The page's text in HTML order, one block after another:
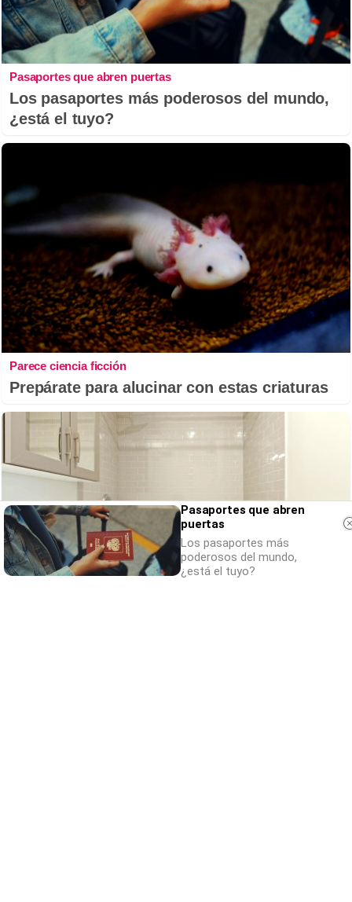
Pasaportes que abren puertas
Los pasaportes más poderosos del mundo,
¿está el tuyo?
Parece ciencia ficción
Prepárate para alucinar con estas criaturas
Pasaportes que abren
puertas
Los pasaportes más
poderosos del mundo,
¿está el tuyo?